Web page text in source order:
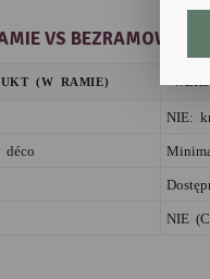
VS BEZRAMOWE
(W RAMIE)
NIE:
déco
NIE